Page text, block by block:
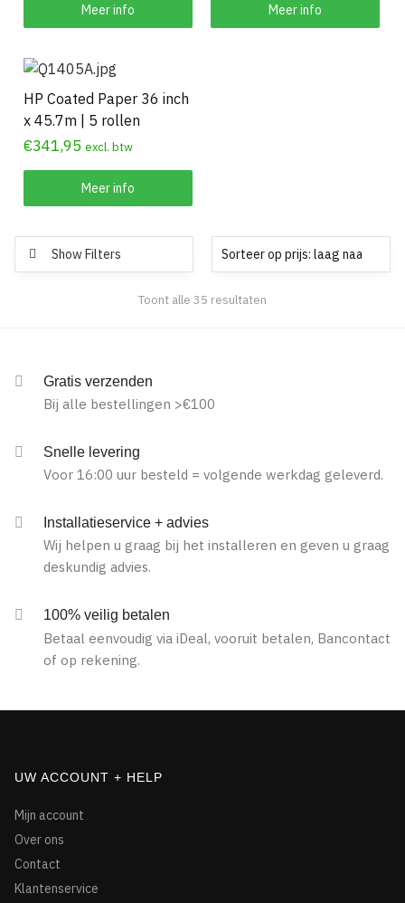
Meer info Meer info
HP Coated Paper 36 inch
x 45.7m | 5 rollen
€341,95 excl. btw
Meer info
Show Filters
Toont alle 35 resultaten
Gratis verzenden
Bij alle bestellingen >€100
Snelle levering
Voor 16:00 uur besteld = volgende werkdag geleverd.
Installatieservice + advies
Wij helpen u graag bij het installeren en geven u graag
deskundig advies.
100% veilig betalen
Betaal eenvoudig via iDeal, vooruit betalen, Bancontact
of op rekening.
UW ACCOUNT + HELP
Mijn account
Over ons
Contact
Klantenservice